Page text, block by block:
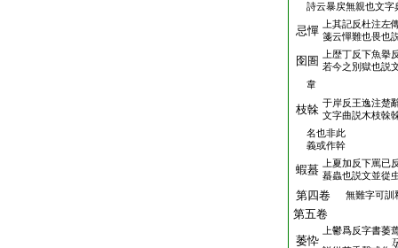
詩云暴戻無親也文字
忌憚
上其記反杜注左
箋云憚難也畏也
囹圄
上歴丁反下魚擧
若今之別獄也説
韋
枝榦 于岸反王逸注楚
文字曲説木枝榦
名也非此
義或作幹
蝦蟇
上夏加反下罵已
蟇蟲也説文並從
第四卷 無難字可訓
第五卷
萎忰
上鬱爲反字書萎